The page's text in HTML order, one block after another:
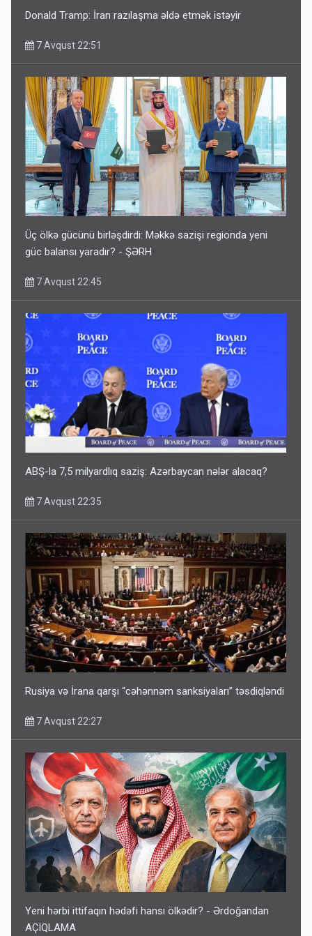
Donald Tramp: İran razılaşma əldə etmək istəyir
7 Avqust 22:51
Üç ölkə gücünü birləşdirdi: Məkkə sazişi regionda yeni
güc balansı yaradır? - ŞƏRH
7 Avqust 22:45
ABŞ-la 7,5 milyardlıq saziş: Azərbaycan nələr alacaq?
7 Avqust 22:35
Rusiya və İrana qarşı “cəhənnəm sanksiyaları” təsdiqləndi
7 Avqust 22:27
Yeni hərbi ittifaqın hədəfi hansı ölkədir? - Ərdoğandan
AÇIQLAMA